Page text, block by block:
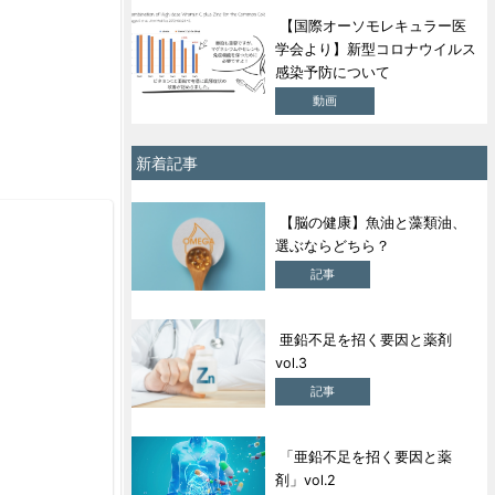
【国際オーソモレキュラー医
学会より】新型コロナウイルス
感染予防について
動画
新着記事
【脳の健康】魚油と藻類油、
選ぶならどちら？
記事
亜鉛不足を招く要因と薬剤
vol.3
記事
「亜鉛不足を招く要因と薬
剤」vol.2